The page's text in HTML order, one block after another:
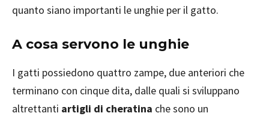
quanto siano importanti le unghie per il gatto.
A cosa servono le unghie
I gatti possiedono quattro zampe, due anteriori che
terminano con cinque dita, dalle quali si sviluppano
altrettanti artigli di cheratina che sono un